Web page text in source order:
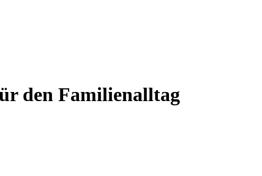
den Familienalltag